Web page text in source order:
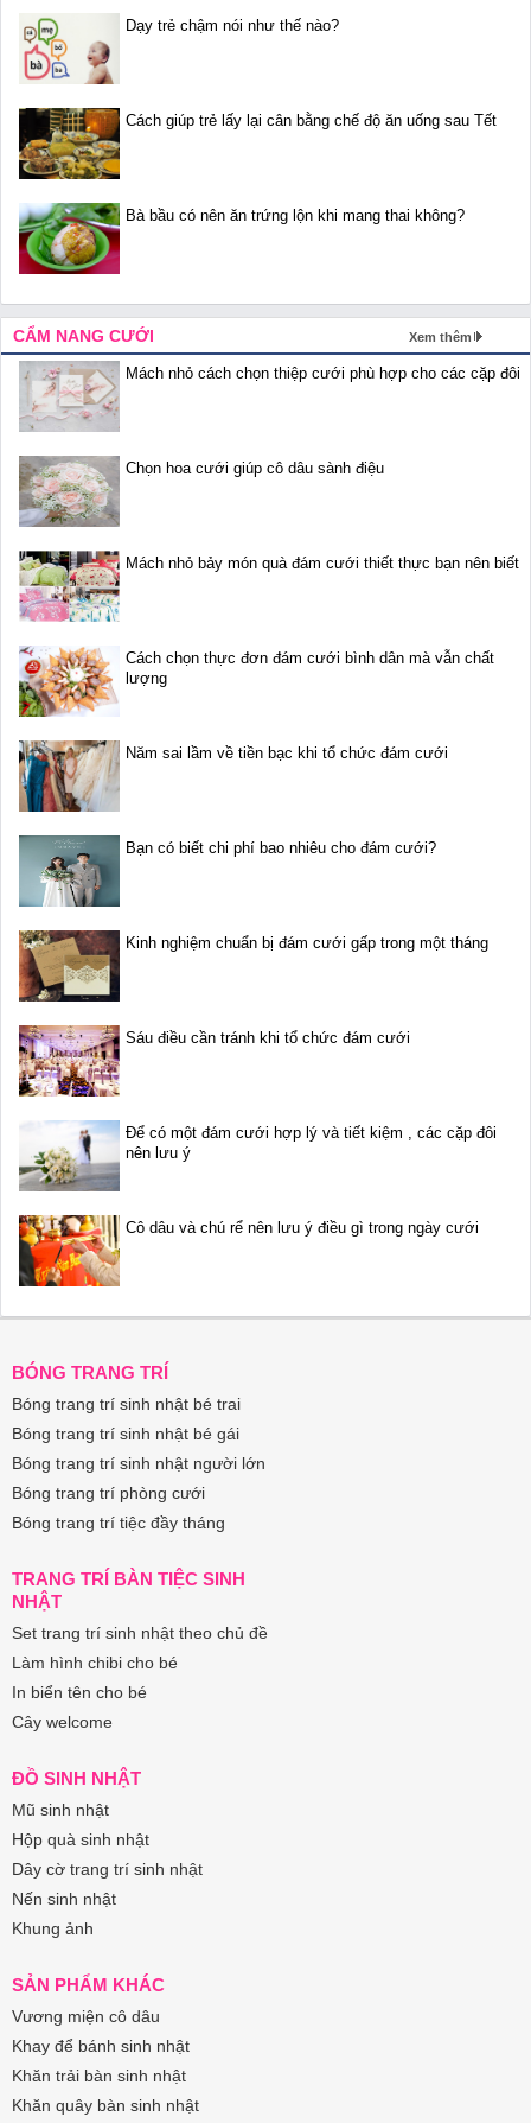
Dạy trẻ chậm nói như thế nào?
Cách giúp trẻ lấy lại cân bằng chế độ ăn uống sau Tết
Bà bầu có nên ăn trứng lộn khi mang thai không?
CẨM NANG CƯỚI Xem thêm
Mách nhỏ cách chọn thiệp cưới phù hợp cho các cặp đôi
Chọn hoa cưới giúp cô dâu sành điệu
Mách nhỏ bảy món quà đám cưới thiết thực bạn nên biết
Cách chọn thực đơn đám cưới bình dân mà vẫn chất
lượng
Năm sai lầm về tiền bạc khi tổ chức đám cưới
Bạn có biết chi phí bao nhiêu cho đám cưới?
Kinh nghiệm chuẩn bị đám cưới gấp trong một tháng
Sáu điều cần tránh khi tổ chức đám cưới
Để có một đám cưới hợp lý và tiết kiệm , các cặp đôi
nên lưu ý
Cô dâu và chú rể nên lưu ý điều gì trong ngày cưới
BÓNG TRANG TRÍ
Bóng trang trí sinh nhật bé trai
Bóng trang trí sinh nhật bé gái
Bóng trang trí sinh nhật người lớn
Bóng trang trí phòng cưới
Bóng trang trí tiệc đầy tháng
TRANG TRÍ BÀN TIỆC SINH
NHẬT
Set trang trí sinh nhật theo chủ đề
Làm hình chibi cho bé
In biển tên cho bé
Cây welcome
ĐỒ SINH NHẬT
Mũ sinh nhật
Hộp quà sinh nhật
Dây cờ trang trí sinh nhật
Nến sinh nhật
Khung ảnh
SẢN PHẨM KHÁC
Vương miện cô dâu
Khay để bánh sinh nhật
Khăn trải bàn sinh nhật
Khăn quây bàn sinh nhật